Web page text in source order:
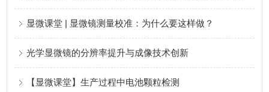
显微课堂 | 显微镜测量校准：为什么要这样做？
光学显微镜的分辨率提升与成像技术创新
【显微课堂】生产过程中电池颗粒检测